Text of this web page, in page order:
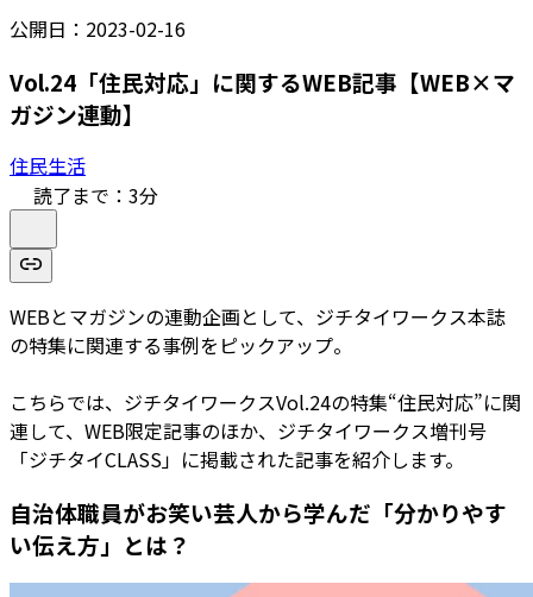
公開日： 2023-02-16
Vol.24「住民対応」に関するWEB記事【WEB×マ
ガジン連動】
住民生活
読了まで： 3分
WEBとマガジンの連動企画として、ジチタイワークス本誌
の特集に関連する事例をピックアップ。
こちらでは、ジチタイワークスVol.24の特集“住民対応”に関
連して、WEB限定記事のほか、ジチタイワークス増刊号
「ジチタイCLASS」に掲載された記事を紹介します。
自治体職員がお笑い芸人から学んだ「分かりやす
い伝え方」とは？